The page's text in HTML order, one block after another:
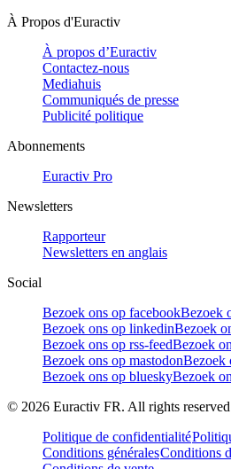
À Propos d'Euractiv
À propos d’Euractiv
Contactez-nous
Mediahuis
Communiqués de presse
Publicité politique
Abonnements
Euractiv Pro
Newsletters
Rapporteur
Newsletters en anglais
Social
Bezoek ons op facebookBezoek
Bezoek ons op linkedinBezoek
Bezoek ons op rss-feedBezoek
Bezoek ons op mastodonBezoek
Bezoek ons op blueskyBezoek
© 2026 Euractiv FR. All rights
Politique de confidentialité
Conditions généralesConditions